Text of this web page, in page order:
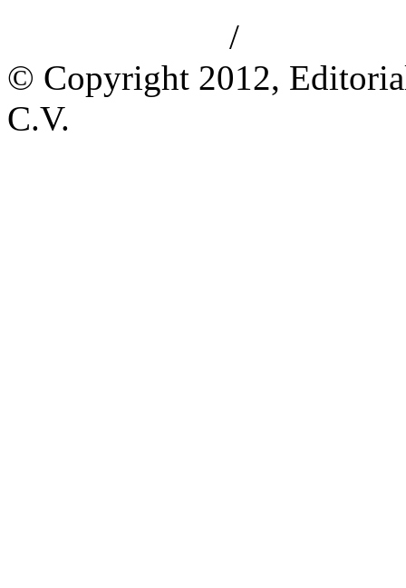
/
© Copyright 2012,
C.V.